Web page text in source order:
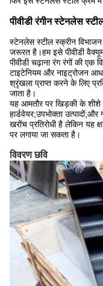
पीवीडी रंगीन स्टेनलेस
स्टेनलेस स्टील स्क्रीन
जरूरत है।हम इसे पीवीडी वैक्यूम
पीवीडी चढ़ाना रंग रंगों की
टाइटेनियम और नाइट्रोजन
श्रृंखला प्राप्त करने के लिए
जाता है।
यह आमतौर पर खिड़की के शीशे
हार्डवेयर;उपभोक्ता
खरोंच प्रतिरोधी है लेकिन यह
पर लगाया जा सकता है।
विवरण छवि